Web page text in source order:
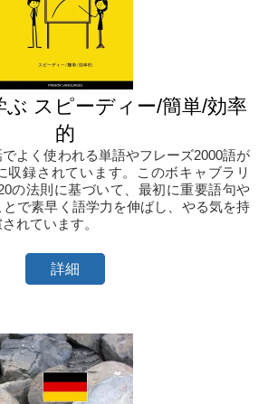
ぶ スピーディー/簡単/効率
的
よく使われる単語やフレーズ2000語が
収録されています。このボキャブラリ
の法則に基づいて、最初に重要語句や
で素早く語学力を伸ばし、やる気を持
れています。
詳細